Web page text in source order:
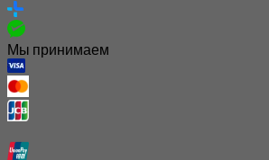
Мы принимаем